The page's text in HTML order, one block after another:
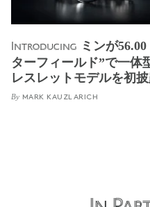
Introducing ミンが56.00
ターフィールド”で一体
レスレットモデルを初
By MARK KAUZLARICH